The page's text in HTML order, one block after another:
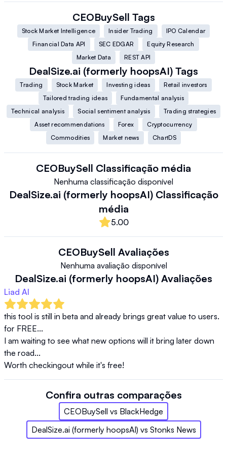
CEOBuySell Tags
Stock Market Intelligence Insider Trading
IPO Calendar
Financial Data API
SEC EDGAR
Equity Research
Market Data
REST API
DealSize.ai (formerly hoopsAI) Tags
Trading Stock Market Investing ideas
Retail investors
Tailored trading ideas
Fundamental analysis
Technical analysis
Social sentiment analysis
Trading strategies
Asset recommendations
Forex
Cryptocurrency
Commodities
Market news ChartDS
CEOBuySell Classificação média
Nenhuma classificação disponível
DealSize.ai (formerly hoopsAI) Classificação
média
5.00
CEOBuySell Avaliações
Nenhuma avaliação disponível
DealSize.ai (formerly hoopsAI) Avaliações
Liad AI
this tool is still in beta and already brings great value to users.
for FREE...
I am waiting to see what new options will it bring later down
the road...
Worth checkingout while it's free!
Confira outras comparações
CEOBuySell vs BlackHedge
DealSize.ai (formerly hoopsAI) vs Stonks News